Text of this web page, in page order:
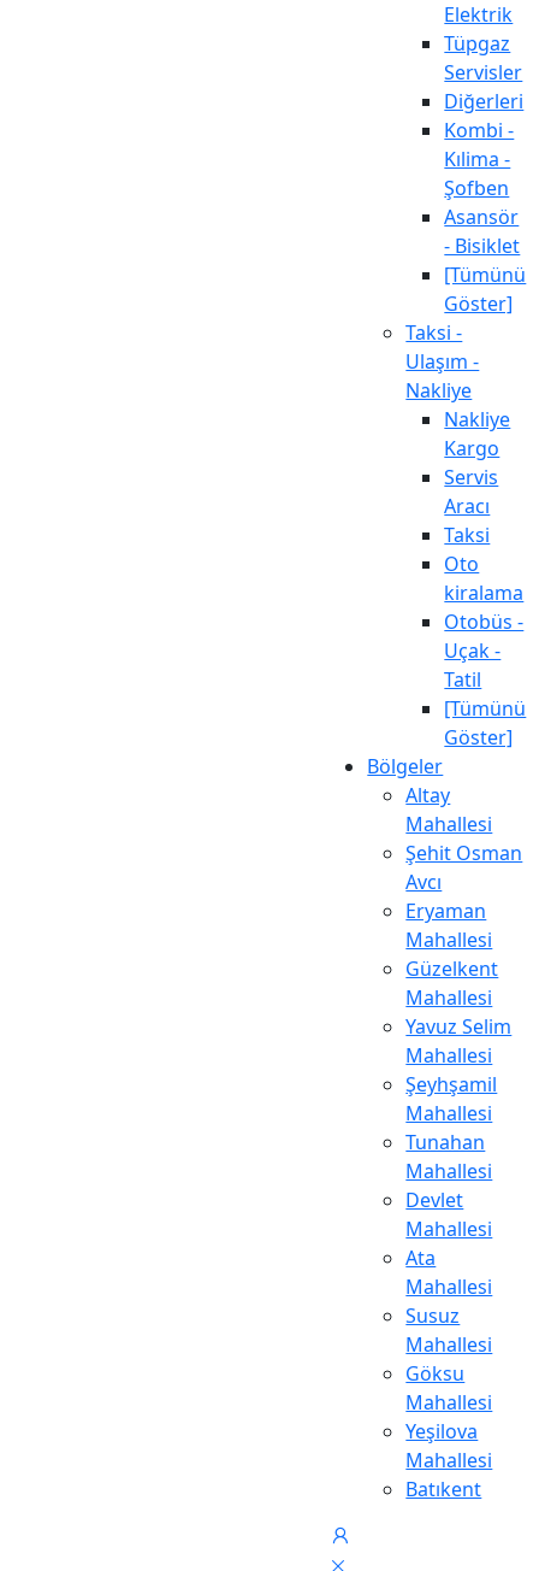
Elektrik
Tüpgaz
Servisler
Diğerleri
Kombi -
Kılima -
Şofben
Asansör
- Bisiklet
[Tümünü
Göster]
Taksi -
Ulaşım -
Nakliye
Nakliye
Kargo
Servis
Aracı
Taksi
Oto
kiralama
Otobüs -
Uçak -
Tatil
[Tümünü
Göster]
Bölgeler
Altay
Mahallesi
Şehit Osman
Avcı
Eryaman
Mahallesi
Güzelkent
Mahallesi
Yavuz Selim
Mahallesi
Şeyhşamil
Mahallesi
Tunahan
Mahallesi
Devlet
Mahallesi
Ata
Mahallesi
Susuz
Mahallesi
Göksu
Mahallesi
Yeşilova
Mahallesi
Batıkent